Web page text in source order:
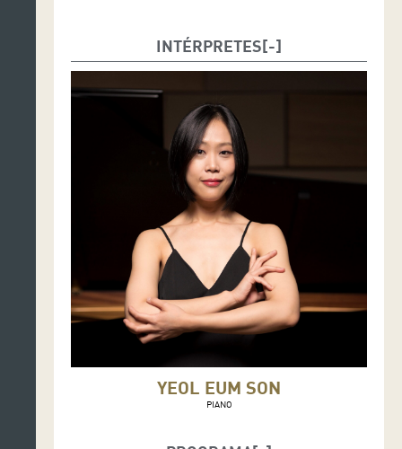
INTÉRPRETES
YEOL EUM SON
PIANO